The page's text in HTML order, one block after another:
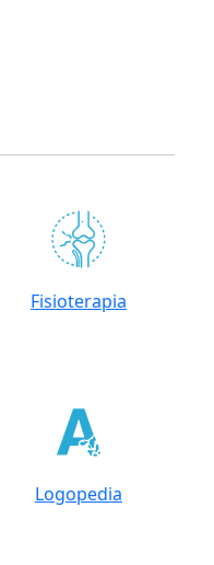
Fisioterapia
Logopedia